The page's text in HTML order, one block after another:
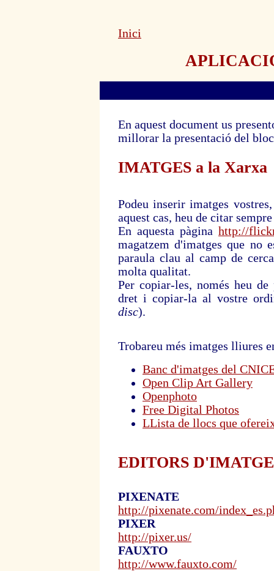
Inici
En aquest document us
millorar la presentació del
IMATGES a la Xarxa
Podeu inserir imatges
aquest cas, heu de citar
En aquesta pàgina http://
magatzem d'imatges que no
paraula clau al camp de
molta qualitat.
Per copiar-les, només heu
dret i copiar-la al vostre
disc).
Trobareu més imatges lliures
Banc d'imatges del
Open Clip Art Gallery
Openphoto
Free Digital Photos
LLista de llocs que
EDITORS
PIXENATE
http://pixenate.com/
PIXER
http://pixer.us/
FAUXTO
http://www.fauxto.com/